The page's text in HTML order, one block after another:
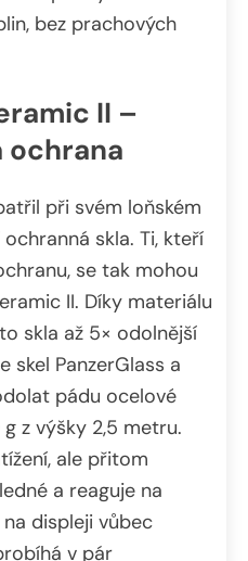
bez prachových
II –
ochrana
při svém loňském
skla. Ti, kteří
se tak mohou
II. Díky materiálu
skla až 5× odolnější
skel PanzerGlass a
pádu ocelové
z výšky 2,5 metru.
ale přitom
a reaguje na
displeji vůbec
v pár